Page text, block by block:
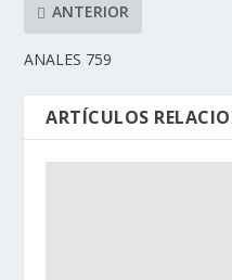
ANTERIOR
ANALES 759
ARTÍCULOS